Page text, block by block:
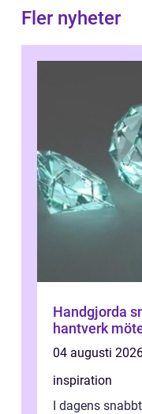
Fler nyheter
Handgjorda
hantverk
04 augusti
inspiration
I dagens